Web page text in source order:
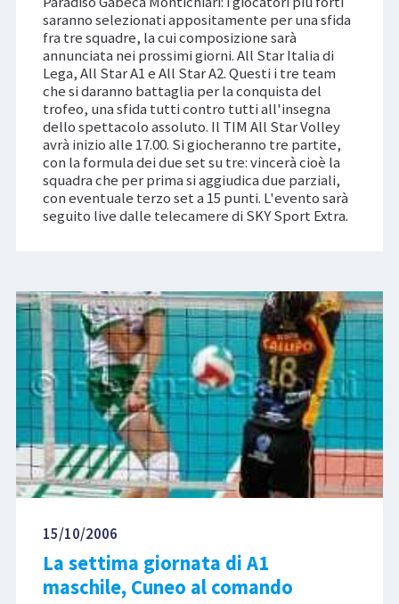
saranno selezionati appositamente per una sfida
fra tre squadre, la cui composizione sarà
annunciata nei prossimi giorni. All Star Italia di
Lega, All Star A1 e All Star A2. Questi i tre team
che si daranno battaglia per la conquista del
trofeo, una sfida tutti contro tutti all'insegna
dello spettacolo assoluto. Il TIM All Star Volley
avrà inizio alle 17.00. Si giocheranno tre partite,
con la formula dei due set su tre: vincerà cioè la
squadra che per prima si aggiudica due parziali,
con eventuale terzo set a 15 punti. L'evento sarà
seguito live dalle telecamere di SKY Sport Extra.
15/10/2006
La settima giornata di A1
maschile, Cuneo al comando